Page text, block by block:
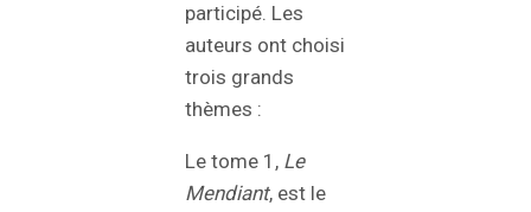
participé. Les
auteurs ont choisi
trois grands
thèmes :
Le tome 1, Le
Mendiant, est le